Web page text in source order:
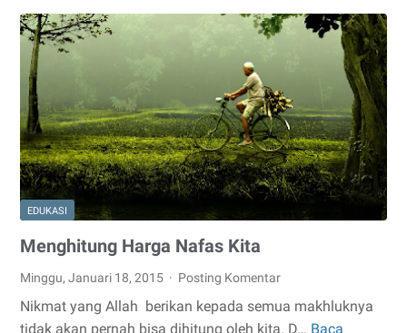
Google
AdSense
EDUKASI
Menghitung Harga Nafas Kita
Minggu, Januari 18, 2015 Posting Komentar
Nikmat yang Allah berikan kepada semua makhluknya
tidak akan pernah bisa dihitung oleh kita. D… Baca